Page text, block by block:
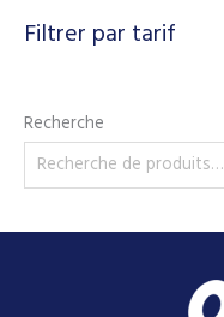
Filtrer par tarif
Recherche